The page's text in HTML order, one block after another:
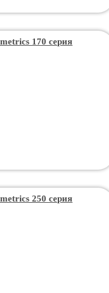
170 серия
250 серия